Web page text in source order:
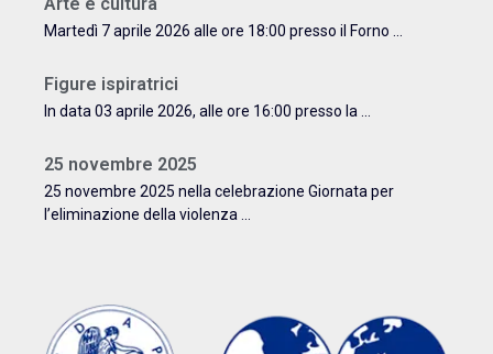
Martedì 7 aprile 2026 alle ore 18:00 presso il Forno ...
Figure ispiratrici
In data 03 aprile 2026, alle ore 16:00 presso la ...
25 novembre 2025
25 novembre 2025 nella celebrazione Giornata per
l’eliminazione della violenza ...